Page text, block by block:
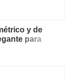
y de
para